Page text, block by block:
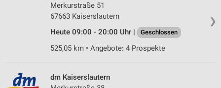
❯
Merkurstraße 51
67663 Kaiserslautern
Heute 09:00 - 20:00 Uhr |
Geschlossen
525,05 km • Angebote: 4 Prospekte
dm Kaiserslautern